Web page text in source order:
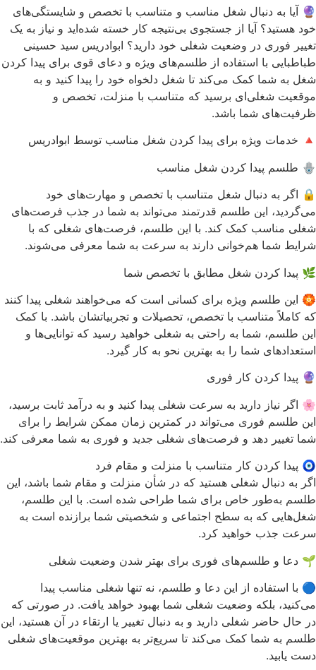
🔮 آیا به دنبال شغل مناسب و متناسب با تخصص و شایستگی‌های
خود هستید؟ آیا از جستجوی بی‌نتیجه کار خسته شده‌اید و نیاز به یک
تغییر فوری در وضعیت شغلی خود دارید؟ ابوادریس سید حسینی
طباطبایی با استفاده از طلسم‌های ویژه و دعای قوی برای پیدا کردن
شغل به شما کمک می‌کند تا شغل دلخواه خود را پیدا کنید و به
موقعیت شغلی‌ای برسید که متناسب با منزلت، تخصص و
ظرفیت‌های شما باشد.
🔺 خدمات ویژه برای پیدا کردن شغل مناسب توسط ابوادریس
🪬 طلسم پیدا کردن شغل مناسب
🔒 اگر به دنبال شغل متناسب با تخصص و مهارت‌های خود
می‌گردید، این طلسم قدرتمند می‌تواند به شما در جذب فرصت‌های
شغلی مناسب کمک کند. با این طلسم، فرصت‌های شغلی که با
شرایط شما هم‌خوانی دارند به سرعت به شما معرفی می‌شوند.
🌿 پیدا کردن شغل مطابق با تخصص شما
🏵 این طلسم ویژه برای کسانی است که می‌خواهند شغلی پیدا کنند
که کاملاً متناسب با تخصص، تحصیلات و تجربیاتشان باشد. با کمک
این طلسم، شما به راحتی به شغلی خواهید رسید که توانایی‌ها و
استعدادهای شما را به بهترین نحو به کار گیرد.
🔮 پیدا کردن کار فوری
🌸 اگر نیاز دارید به سرعت شغلی پیدا کنید و به درآمد ثابت برسید،
این طلسم فوری می‌تواند در کمترین زمان ممکن شرایط را برای
شما تغییر دهد و فرصت‌های شغلی جدید و فوری به شما معرفی کند.
🧿 پیدا کردن کار متناسب با منزلت و مقام فرد
اگر به دنبال شغلی هستید که در شأن منزلت و مقام شما باشد، این
طلسم به‌طور خاص برای شما طراحی شده است. با این طلسم،
شغل‌هایی که به سطح اجتماعی و شخصیتی شما برازنده است به
سرعت جذب خواهید کرد.
🌱 دعا و طلسم‌های فوری برای بهتر شدن وضعیت شغلی
🔵 با استفاده از این دعا و طلسم، نه تنها شغلی مناسب پیدا
می‌کنید، بلکه وضعیت شغلی شما بهبود خواهد یافت. در صورتی که
در حال حاضر شغلی دارید و به دنبال تغییر یا ارتقاء در آن هستید، این
طلسم به شما کمک می‌کند تا سریع‌تر به بهترین موقعیت‌های شغلی
دست یابید.